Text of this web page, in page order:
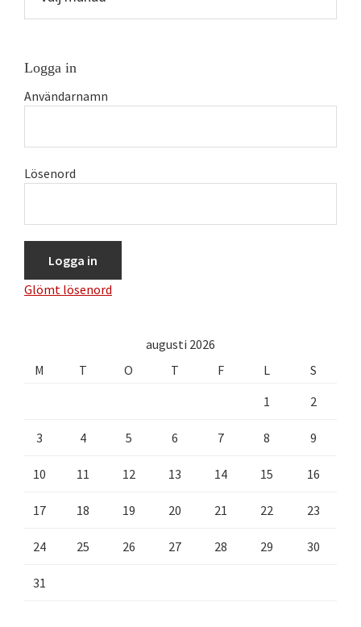
Logga in
Användarnamn
Lösenord
Glömt lösenord
augusti 2026
M
T O T F L
S
1
2
3 4 5 6 7 8 9
10 11 12 13 14 15 16
17 18 19 20 21 22 23
24 25 26 27 28 29 30
31